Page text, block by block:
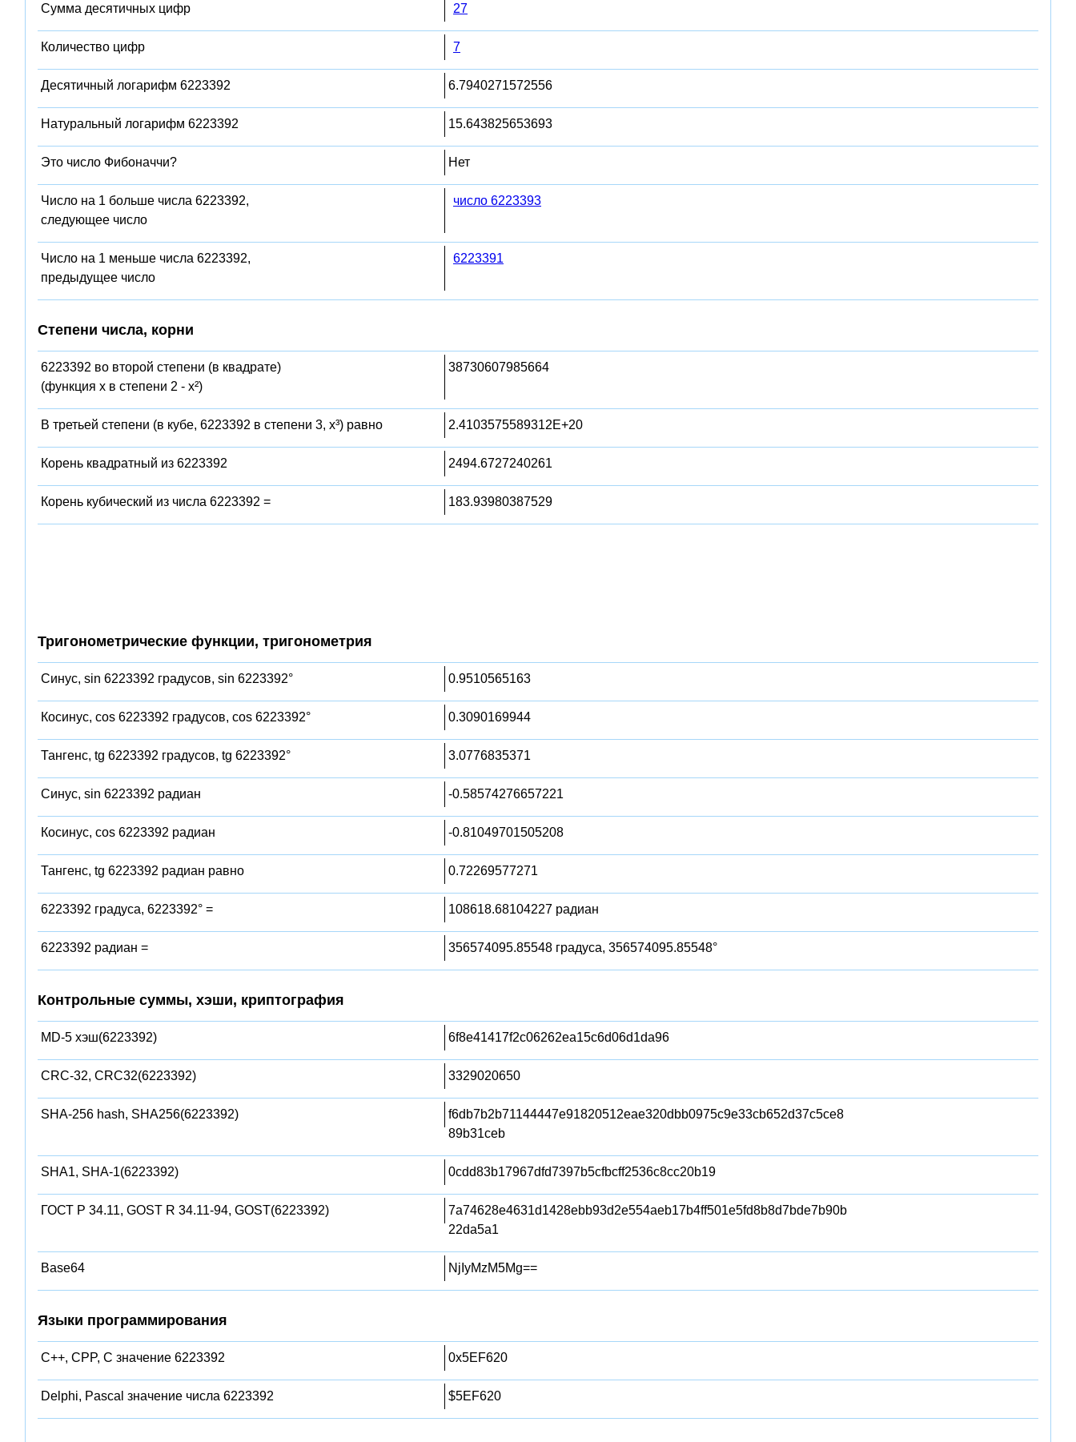
Сумма десятичных цифр 27
Количество цифр 7
Десятичный логарифм 6223392 6.7940271572556
Натуральный логарифм 6223392 15.643825653693
Это число Фибоначчи? Нет
Число на 1 больше числа 6223392,
следующее число
число 6223393
Число на 1 меньше числа 6223392,
предыдущее число
6223391
Степени числа, корни
6223392 во второй степени (в квадрате)
(функция x в степени 2 - x²)
38730607985664
В третьей степени (в кубе, 6223392 в степени 3, x³) равно 2.4103575589312E+20
Корень квадратный из 6223392 2494.6727240261
Корень кубический из числа 6223392 = 183.93980387529
Тригонометрические функции, тригонометрия
Синус, sin 6223392 градусов, sin 6223392° 0.9510565163
Косинус, cos 6223392 градусов, cos 6223392° 0.3090169944
Тангенс, tg 6223392 градусов, tg 6223392° 3.0776835371
Синус, sin 6223392 радиан -0.58574276657221
Косинус, cos 6223392 радиан -0.81049701505208
Тангенс, tg 6223392 радиан равно 0.72269577271
6223392 градуса, 6223392° = 108618.68104227 радиан
6223392 радиан = 356574095.85548 градуса, 356574095.85548°
Контрольные суммы, хэши, криптография
MD-5 хэш(6223392) 6f8e41417f2c06262ea15c6d06d1da96
CRC-32, CRC32(6223392) 3329020650
SHA-256 hash, SHA256(6223392)
f6db7b2b71144447e91820512eae320dbb0975c9e33cb652d37c5ce8
89b31ceb
SHA1, SHA-1(6223392) 0cdd83b17967dfd7397b5cfbcff2536c8cc20b19
ГОСТ Р 34.11, GOST R 34.11-94, GOST(6223392)
7a74628e4631d1428ebb93d2e554aeb17b4ff501e5fd8b8d7bde7b90b
22da5a1
Base64 NjIyMzM5Mg==
Языки программирования
C++, CPP, C значение 6223392 0x5EF620
Delphi, Pascal значение числа 6223392 $5EF620